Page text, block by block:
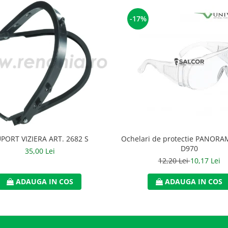
VIZIERA ART. 2682 S
35,00 Lei
ADAUGA IN COS
-17%
Ochelari de protectie
D970
12,20 Lei10,17 Lei
ADAUGA IN COS